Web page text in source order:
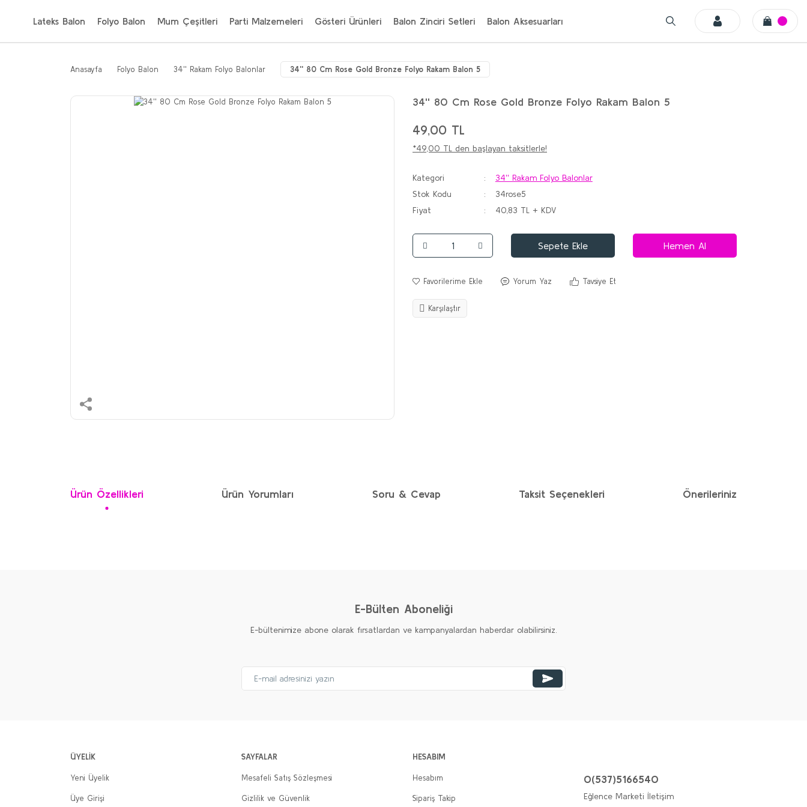
Lateks Balon Folyo Balon Mum Çeşitleri Parti Malzemeleri Gösteri Ürünleri Balon Zinciri Setleri Balon Aksesuarları
Anasayfa Folyo Balon 34'' Rakam Folyo Balonlar 34'' 80 Cm Rose Gold Bronze Folyo Rakam Balon 5
34'' 80 Cm Rose Gold Bronze Folyo Rakam Balon 5
49,00 TL
*49,00 TL den başlayan taksitlerle!
Kategori
34'' Rakam Folyo Balonlar
Stok Kodu
34rose5
Fiyat
40,83 TL + KDV
Sepete Ekle Hemen Al
Yorum Yaz Tavsiye Et
Karşılaştır
Ürün Özellikleri Ürün Yorumları Soru & Cevap Taksit Seçenekleri Önerileriniz
E-Bülten Aboneliği
E-bültenimize abone olarak fırsatlardan ve kampanyalardan haberdar olabilirsiniz.
ÜYELİK
Yeni Üyelik
Üye Girişi
SAYFALAR
Mesafeli Satış Sözleşmesi
Gizlilik ve Güvenlik
HESABIM
Hesabım
Sipariş Takip
0(537)5166540
Eğlence Marketi İletişim